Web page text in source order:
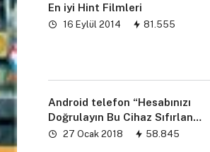
En iyi Hint Filmleri
16 Eylül 2014 81.555
Android telefon “Hesabınızı
Doğrulayın Bu Cihaz Sıfırlandı
sorunu” çözümü
27 Ocak 2018 58.845